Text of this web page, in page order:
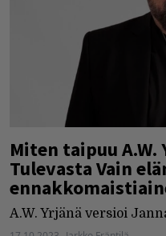
Miten taipuu
Tulevasta Vain
A.W. Yrjänä versioi